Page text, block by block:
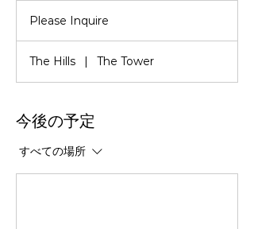
Please Inquire
The Hills | The Tower
今後の予定
すべての場所